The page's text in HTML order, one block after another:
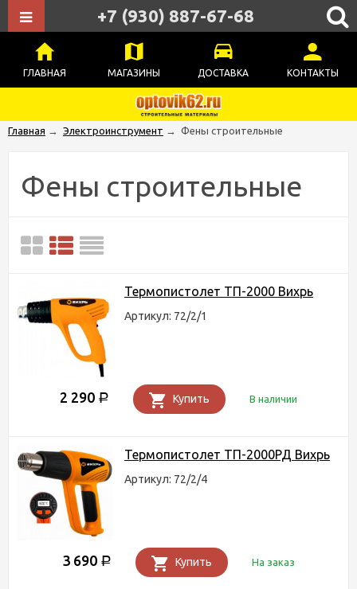
ГЛАВНАЯ МАГАЗИНЫ ДОСТАВКА КОНТАКТЫ
+7 (930) 887-67-68
Главная → Электроинструмент → Фены строительные
Фены строительные
Термопистолет ТП-2000 Вихрь
Артикул: 72/2/1
2 290 Р Купить В наличии
Термопистолет ТП-2000РД Вихрь
Артикул: 72/2/4
3 690 Р Купить На заказ